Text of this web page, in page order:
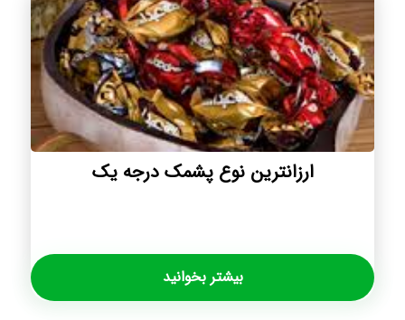
ارزانترین نوع پشمک درجه یک
بیشتر بخوانید